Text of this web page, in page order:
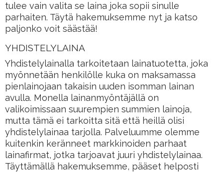
tulee vain valita se laina joka sopii sinulle
parhaiten. Täytä hakemuksemme nyt ja katso
paljonko voit säästää!
YHDISTELYLAINA
Yhdistelylainalla tarkoitetaan lainatuotetta, joka
myönnetään henkilölle kuka on maksamassa
pienlainojaan takaisin uuden isomman lainan
avulla. Monella lainanmyöntäjällä on
valikoimissaan suurempien summien lainoja,
mutta tämä ei tarkoitta sitä että heillä olisi
yhdistelylainaa tarjolla. Palveluumme olemme
kuitenkin keränneet markkinoiden parhaat
lainafirmat, jotka tarjoavat juuri yhdistelylainaa.
Täyttämällä hakemuksemme, pääset helposti